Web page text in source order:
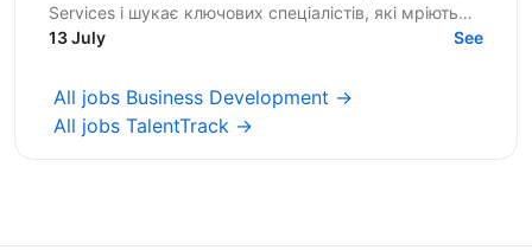
Services і шукає ключових спеціалістів, які мріють
побудувати іноваційний performance-based продукт,
13 July See
All jobs Business Development →
All jobs TalentTrack →